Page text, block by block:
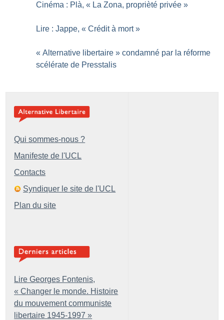
Cinéma : Plà, « La Zona, proprièté privée »
Lire : Jappe, « Crédit à mort »
« Alternative libertaire » condamné par la réforme
scélérate de Presstalis
Qui sommes-nous ?
Manifeste de l'UCL
Contacts
Syndiquer le site de l'UCL
Plan du site
Lire Georges Fontenis,
« Changer le monde. Histoire
du mouvement communiste
libertaire 1945-1997 »